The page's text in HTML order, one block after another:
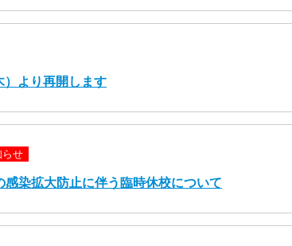
）より再開します
らせ
染拡大防止に伴う臨時休校について